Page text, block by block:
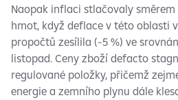
Naopak inflaci stlačovaly
hmot, když deflace v této oblasti
propočtů zesílila (-5 %) ve
listopad. Ceny zboží defacto
regulované položky, přičemž
energie a zemního plynu dále